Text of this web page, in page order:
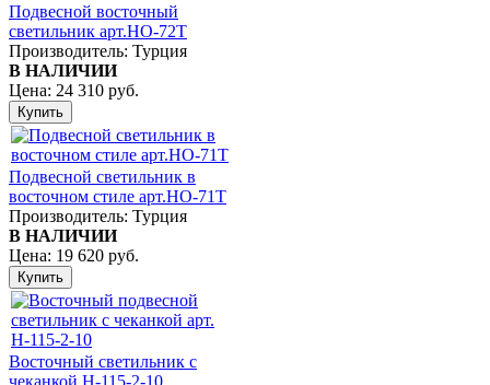
Подвесной восточный
светильник арт.НО-72Т
Производитель: Турция
В НАЛИЧИИ
Цена: 24 310 руб.
Подвесной светильник в
восточном стиле арт.HО-71Т
Производитель: Турция
В НАЛИЧИИ
Цена: 19 620 руб.
Восточный светильник с
чеканкой H-115-2-10